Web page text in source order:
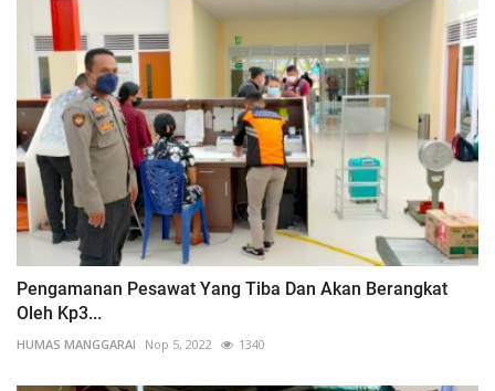
Pengamanan Pesawat Yang Tiba Dan Akan Berangkat
Oleh Kp3...
HUMAS MANGGARAI Nop 5, 2022 1340